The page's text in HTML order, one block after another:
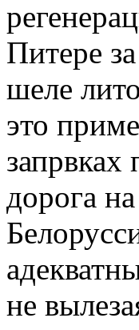
Питере
шеле
это
дорога
не